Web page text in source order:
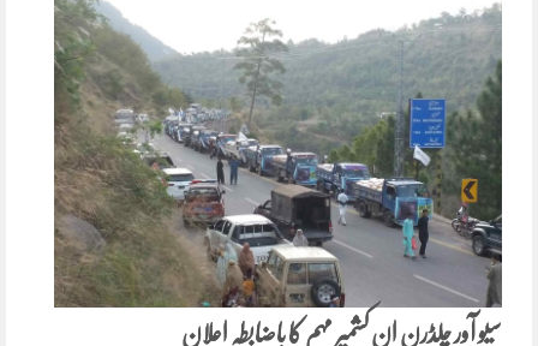
سیو آور چلڈرن ان کشمیر مہم کا باضابطہ اعلان